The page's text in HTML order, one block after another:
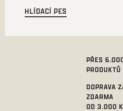
HLÍDACÍ PES
PŘES
DOPRAVA
ZDARMA
OD 3.000